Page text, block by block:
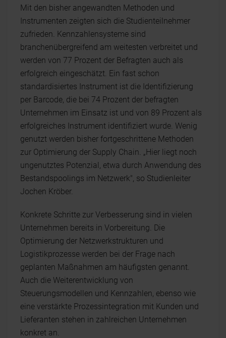
Mit den bisher angewandten Methoden und
Instrumenten zeigten sich die Studienteilnehmer
zufrieden. Kennzahlensysteme sind
branchenübergreifend am weitesten verbreitet und
werden von 77 Prozent der Befragten auch als
erfolgreich eingeschätzt. Ein fast schon
standardisiertes Instrument ist die Identifizierung
per Barcode, die bei 74 Prozent der befragten
Unternehmen im Einsatz ist und von 89 Prozent als
erfolgreiches Instrument identifiziert wurde. Wenig
genutzt werden bisher fortgeschrittene Methoden
zur Optimierung der Supply Chain. „Hier liegt noch
ungenutztes Potenzial, etwa durch Anwendung des
Bestandspoolings im Netzwerk", so Studienleiter
Jochen Kröber.
Konkrete Schritte zur Verbesserung sind in vielen
Unternehmen bereits in Vorbereitung. Die
Optimierung der Netzwerkstrukturen und
Logistikprozesse werden bei der Frage nach
geplanten Maßnahmen am häufigsten genannt.
Auch die Weiterentwicklung von
Steuerungsmodellen und Kennzahlen, ebenso wie
eine verstärkte Prozessintegration mit Kunden und
Lieferanten stehen in zahlreichen Unternehmen
konkret an.